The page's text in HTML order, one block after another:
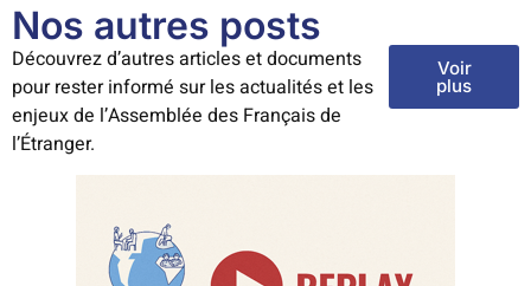
Nos autres posts
Découvrez d’autres articles et documents
pour rester informé sur les actualités et les
enjeux de l’Assemblée des Français de
l’Étranger.
Voir
plus